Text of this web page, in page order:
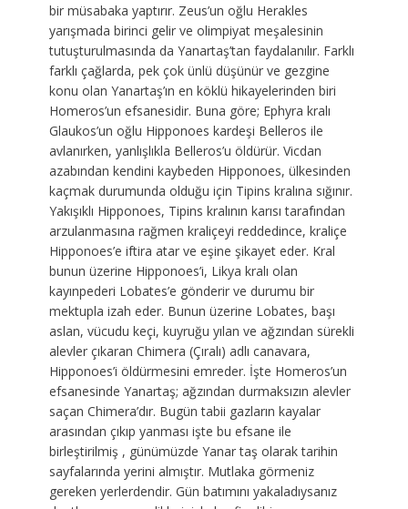
bir müsabaka yaptırır. Zeus’un oğlu Herakles
yarışmada birinci gelir ve olimpiyat meşalesinin
tutuşturulmasında da Yanartaş’tan faydalanılır. Farklı
farklı çağlarda, pek çok ünlü düşünür ve gezgine
konu olan Yanartaş’ın en köklü hikayelerinden biri
Homeros’un efsanesidir. Buna göre; Ephyra kralı
Glaukos’un oğlu Hipponoes kardeşi Belleros ile
avlanırken, yanlışlıkla Belleros’u öldürür. Vicdan
azabından kendini kaybeden Hipponoes, ülkesinden
kaçmak durumunda olduğu için Tipins kralına sığınır.
Yakışıklı Hipponoes, Tipins kralının karısı tarafından
arzulanmasına rağmen kraliçeyi reddedince, kraliçe
Hipponoes’e iftira atar ve eşine şikayet eder. Kral
bunun üzerine Hipponoes’i, Likya kralı olan
kayınpederi Lobates’e gönderir ve durumu bir
mektupla izah eder. Bunun üzerine Lobates, başı
aslan, vücudu keçi, kuyruğu yılan ve ağzından sürekli
alevler çıkaran Chimera (Çıralı) adlı canavara,
Hipponoes’i öldürmesini emreder. İşte Homeros’un
efsanesinde Yanartaş; ağzından durmaksızın alevler
saçan Chimera’dır. Bugün tabii gazların kayalar
arasından çıkıp yanması işte bu efsane ile
birleştirilmiş , günümüzde Yanar taş olarak tarihin
sayfalarında yerini almıştır. Mutlaka görmeniz
gereken yerlerdendir. Gün batımını yakaladıysanız